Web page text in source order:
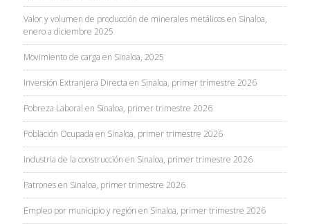
Valor y volumen de producción de minerales metálicos en Sinaloa,
enero a diciembre 2025
Movimiento de carga en Sinaloa, 2025
Inversión Extranjera Directa en Sinaloa, primer trimestre 2026
Pobreza Laboral en Sinaloa, primer trimestre 2026
Población Ocupada en Sinaloa, primer trimestre 2026
Industria de la construcción en Sinaloa, primer trimestre 2026
Patrones en Sinaloa, primer trimestre 2026
Empleo por municipio y región en Sinaloa, primer trimestre 2026